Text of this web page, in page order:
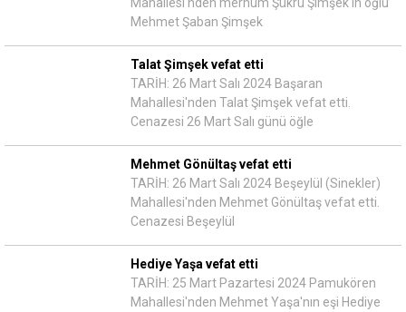
Mehmet Şaban Şimşek
Talat Şimşek vefat etti
TARİH: 26 Mart Salı 2024 Başaran
Mahallesi'nden Talat Şimşek vefat etti.
Cenazesi 26 Mart Salı günü öğle
Mehmet Gönültaş vefat etti
TARİH: 26 Mart Salı 2024 Beşeylül (Sinekler)
Mahallesi'nden Mehmet Gönültaş vefat etti.
Cenazesi Beşeylül
Hediye Yaşa vefat etti
TARİH: 25 Mart Pazartesi 2024 Pamukören
Mahallesi'nden Mehmet Yaşa'nın eşi Hediye